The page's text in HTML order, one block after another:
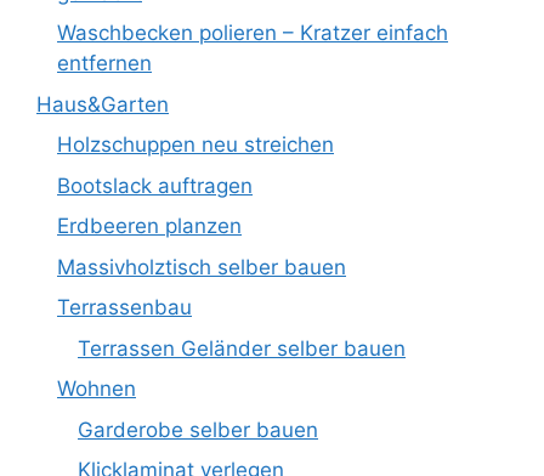
Waschbecken polieren – Kratzer einfach
entfernen
Haus&Garten
Holzschuppen neu streichen
Bootslack auftragen
Erdbeeren planzen
Massivholztisch selber bauen
Terrassenbau
Terrassen Geländer selber bauen
Wohnen
Garderobe selber bauen
Klicklaminat verlegen